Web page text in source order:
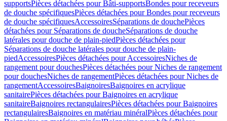
supportsPièces détachées pour Bâti-supportsBondes pour receveurs
de douche spécifiquesPièces détachées pour Bondes pour receveurs
de douche spécifiquesAccessoiresSéparations de douchePièces
détachées pour Séparations de doucheSéparations de douche
latérales pour douche de plain-piedPièces détachées pour
Séparations de douche latérales pour douche de plain-
piedAccessoiresPièces détachées pour AccessoiresNiches de
rangement pour douchesPièces détachées pour Niches de rangement
pour douchesNiches de rangementPièces détachées pour Niches de
rangementAccessoiresBaignoiresBaignoires en acrylique
sanitairePièces détachées pour Baignoires en acrylique
sanitaireBaignoires rectangulairesPièces détachées pour Baignoires
rectangulairesBaignoires en matériau minéralPièces détachées pour